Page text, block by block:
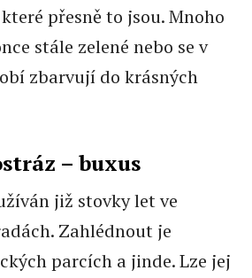
přesně to jsou. Mnoho
stále zelené nebo se v
zbarvují do krásných
– buxus
již stovky let ve
Zahlédnout je
parcích a jinde. Lze jej